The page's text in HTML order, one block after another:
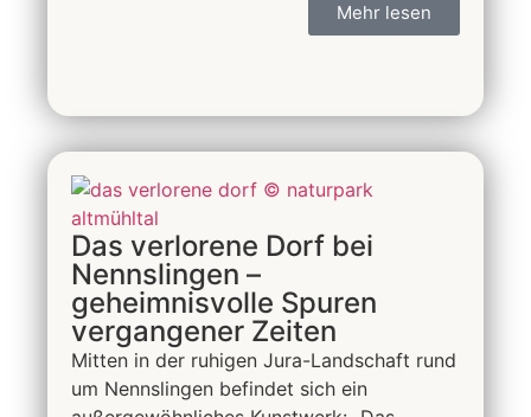
Mehr lesen
Das verlorene Dorf bei
Nennslingen –
geheimnisvolle Spuren
vergangener Zeiten
Mitten in der ruhigen Jura-Landschaft rund
um Nennslingen befindet sich ein